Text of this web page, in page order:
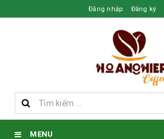
Đăng nhập Đăng ký
MENU